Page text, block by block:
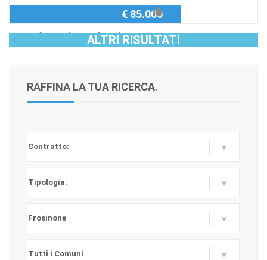
Agenzia:professionecasa
€ 85.000
ALTRI RISULTATI
RAFFINA LA TUA RICERCA.